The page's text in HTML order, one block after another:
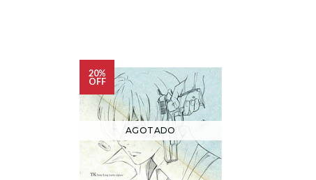
20%
OFF
AGOTADO